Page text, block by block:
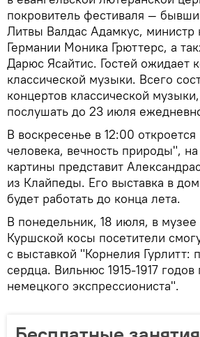
покровитель фестиваля —
Литвы Валдас Адамкус, министр
Германии Моника Грюттерс, а
Дарюс Ясайтис. Гостей ожидает
классической музыки. Всего
концертов классической
послушать до 23 июля
В воскресенье в 12:00
человека, вечность природы",
картины представит
из Клайпеды. Его выставка в
будет работать до конца лета.
В понедельник, 18 июля, в музее
Куршской косы посетители
с выставкой "Корнелия Гурлитт:
сердца. Вильнюс 1915-1917 годов
немецкого экспрессиониста".